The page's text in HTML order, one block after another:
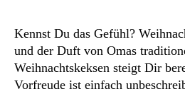
Kennst Du das Gefühl?
und der Duft von Omas
Weihnachtskeksen steigt Dir
Vorfreude ist einfach